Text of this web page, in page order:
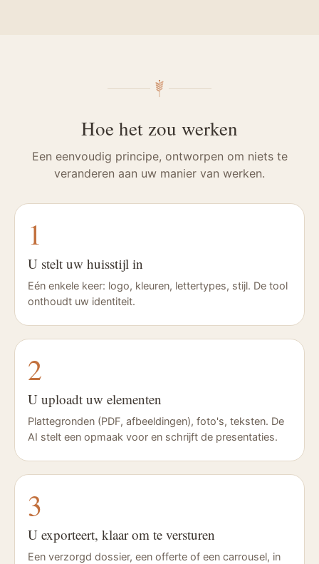
Hoe het zou werken
Een eenvoudig principe, ontworpen om niets te
veranderen aan uw manier van werken.
1
U stelt uw huisstijl in
Eén enkele keer: logo, kleuren, lettertypes, stijl. De tool
onthoudt uw identiteit.
2
U uploadt uw elementen
Plattegronden (PDF, afbeeldingen), foto's, teksten. De
AI stelt een opmaak voor en schrijft de presentaties.
3
U exporteert, klaar om te versturen
Een verzorgd dossier, een offerte of een carrousel, in